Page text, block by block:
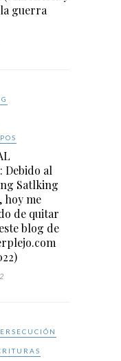
guerra
Debido al
Satlking
hoy me
de quitar
blog de